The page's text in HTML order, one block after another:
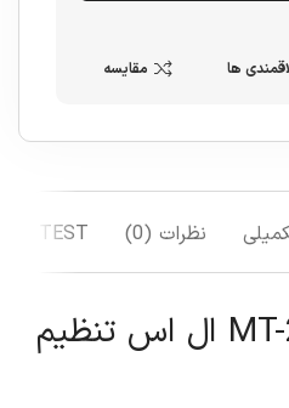
ها مقایسه
نظرات (0) TEST
بیمتال سری MT-225 ال اس تنظیم